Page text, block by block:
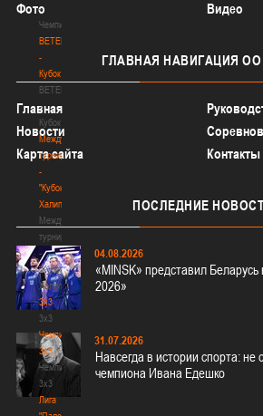
-
Чемпионат
BETERA
-
Кубок
BETERA
-
Кубок
Международный
турнир
-
"Кубок
Халипского"
Международный
турнир
-
"Кубок
Халипского"
3x3
3x3
Чемпионат
3х3
Чемпионат
3х3
Лига
Фото
Видео
ГЛАВНАЯ НАВИГАЦИЯ ОО
Главная
Новости
Карта сайта
Контакты
ПОСЛЕДНИЕ
04.08.2026
«MINSK» представил
2026»
31.07.2026
Навсегда в истории спорта: не
чемпиона Ивана Едешко